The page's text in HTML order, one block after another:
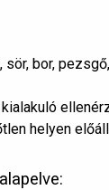
bor,
helyen